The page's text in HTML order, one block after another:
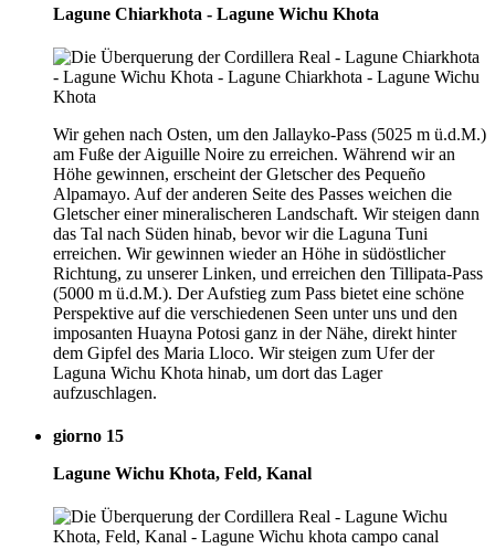
Lagune Chiarkhota - Lagune Wichu Khota
Wir gehen nach Osten, um den Jallayko-Pass (5025 m ü.d.M.)
am Fuße der Aiguille Noire zu erreichen. Während wir an
Höhe gewinnen, erscheint der Gletscher des Pequeño
Alpamayo. Auf der anderen Seite des Passes weichen die
Gletscher einer mineralischeren Landschaft. Wir steigen dann
das Tal nach Süden hinab, bevor wir die Laguna Tuni
erreichen. Wir gewinnen wieder an Höhe in südöstlicher
Richtung, zu unserer Linken, und erreichen den Tillipata-Pass
(5000 m ü.d.M.). Der Aufstieg zum Pass bietet eine schöne
Perspektive auf die verschiedenen Seen unter uns und den
imposanten Huayna Potosi ganz in der Nähe, direkt hinter
dem Gipfel des Maria Lloco. Wir steigen zum Ufer der
Laguna Wichu Khota hinab, um dort das Lager
aufzuschlagen.
giorno 15
Lagune Wichu Khota, Feld, Kanal